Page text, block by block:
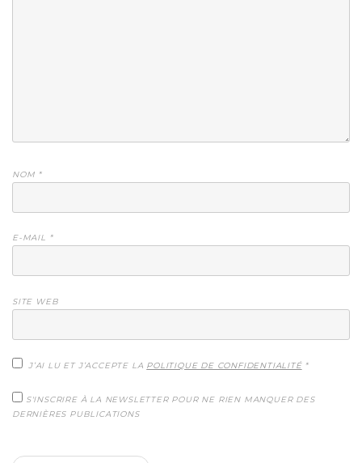
NOM *
E-MAIL *
SITE WEB
J’AI LU ET J’ACCEPTE LA POLITIQUE DE CONFIDENTIALITÉ*
S'INSCRIRE À LA NEWSLETTER POUR NE RIEN MANQUER DES
DERNIÈRES PUBLICATIONS